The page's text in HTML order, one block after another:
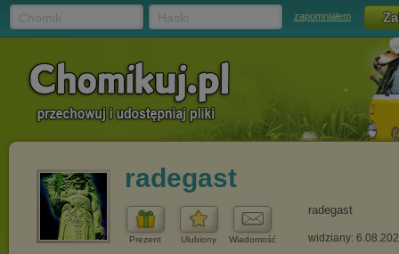
zapomniałem
radegast
Prezent Ulubiony Wiadomość
radegast
widziany: